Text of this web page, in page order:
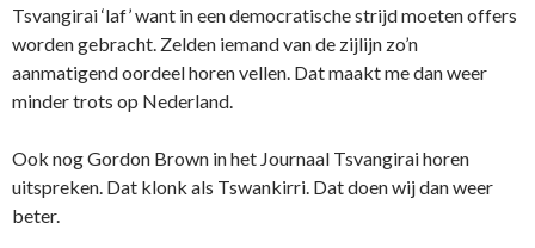
Tsvangirai ‘laf’ want in een democratische strijd moeten offers
worden gebracht. Zelden iemand van de zijlijn zo’n
aanmatigend oordeel horen vellen. Dat maakt me dan weer
minder trots op Nederland.
Ook nog Gordon Brown in het Journaal Tsvangirai horen
uitspreken. Dat klonk als Tswankirri. Dat doen wij dan weer
beter.